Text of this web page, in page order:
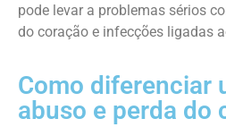
pode levar a problemas sérios
do coração e infecções ligadas
Como diferenciar
abuso e perda do